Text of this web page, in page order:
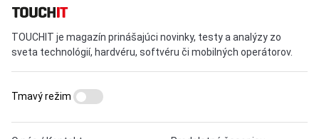
TOUCHIT je magazín prinášajúci novinky, testy a analýzy zo
sveta technológií, hardvéru, softvéru či mobilných operátorov.
Tmavý režim